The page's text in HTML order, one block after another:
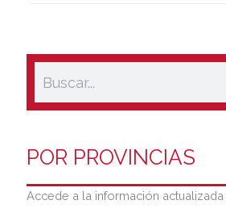
POR PROVINCIAS
Accede a la información